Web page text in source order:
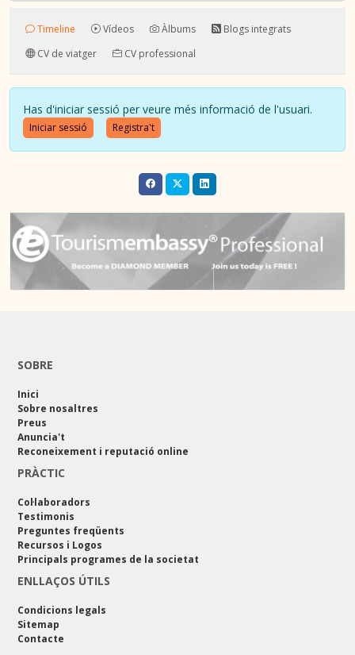
Timeline Vídeos Àlbums
Blogs integrats
CV de viatger
CV professional
Has d'iniciar sessió per veure més informació de l'usuari.
Iniciar sessió Registra't
SOBRE
Inici
Sobre nosaltres
Preus
Anuncia't
Reconeixement i reputació online
PRÀCTIC
Col·laboradors
Testimonis
Preguntes freqüents
Recursos i Logos
Principals programes de la societat
ENLLAÇOS ÚTILS
Condicions legals
Sitemap
Contacte